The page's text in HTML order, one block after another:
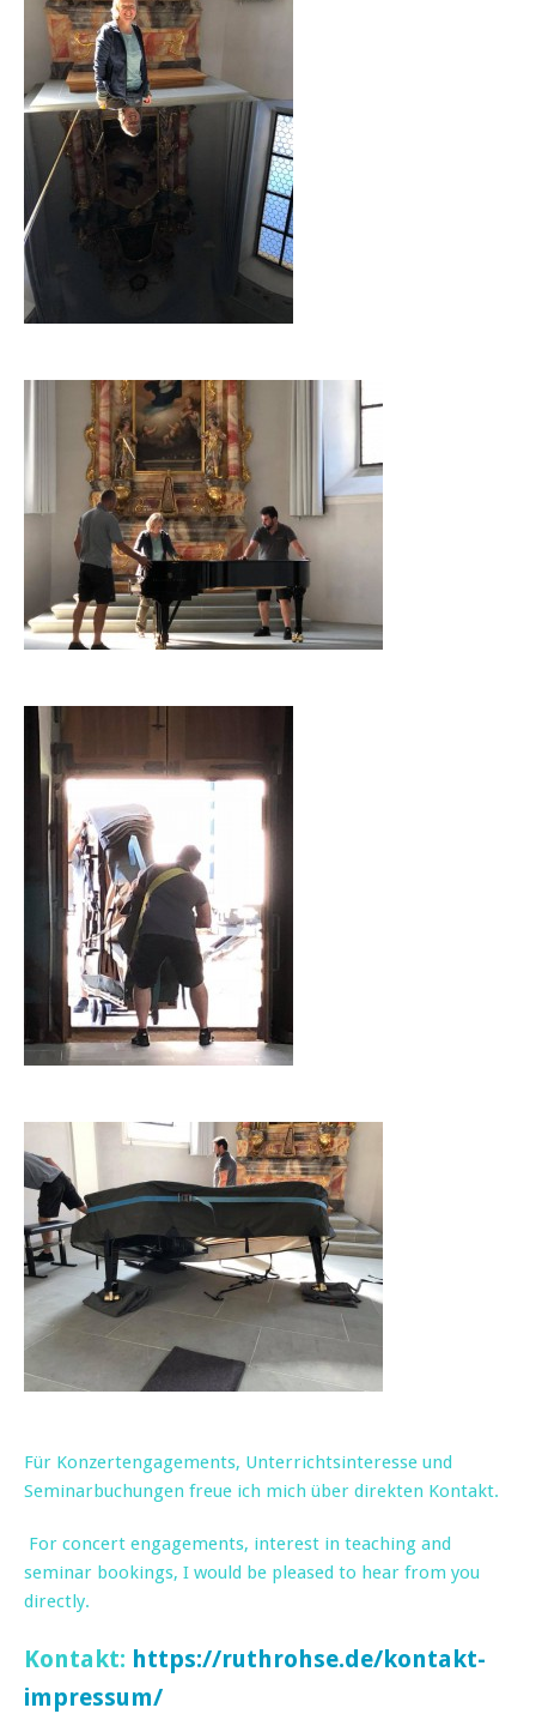
Für Konzertengagements, Unterrichtsinteresse und
Seminarbuchungen freue ich mich über direkten Kontakt.
For concert engagements, interest in teaching and
seminar bookings, I would be pleased to hear from you
directly.
Kontakt: https://ruthrohse.de/kontakt-
impressum/